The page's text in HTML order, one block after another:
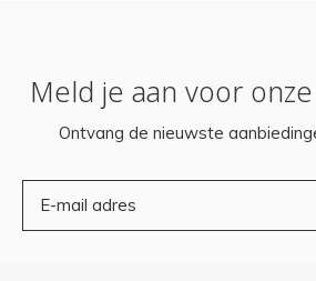
Meld je aan voor
Ontvang de nieuwste